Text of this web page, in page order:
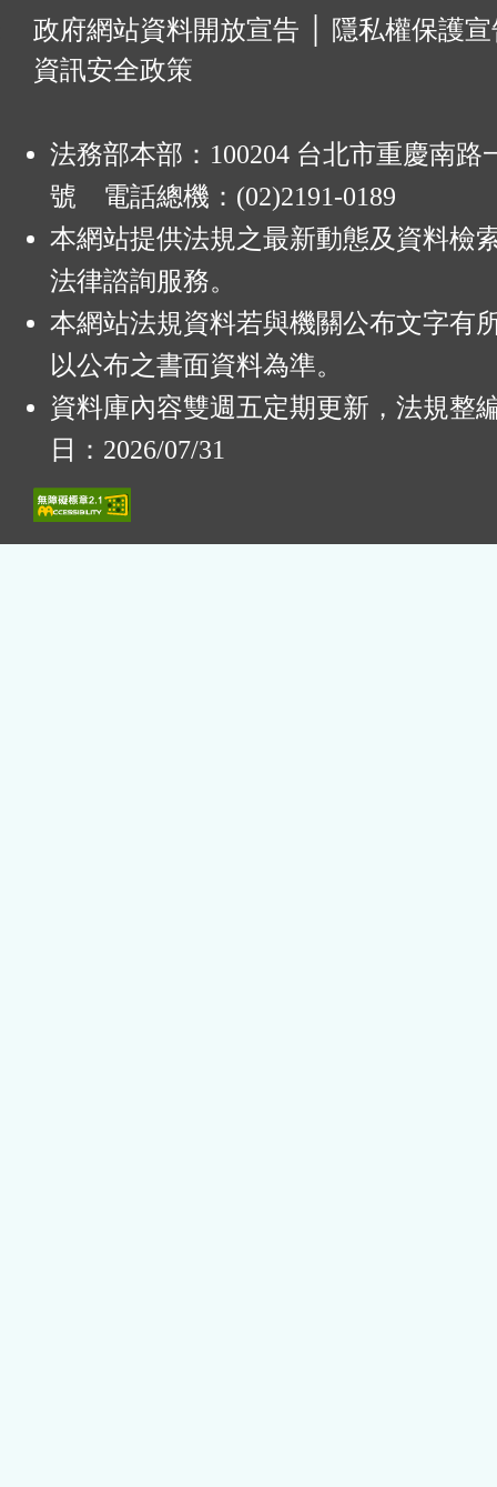
政府網站資料開放宣告
隱私權保護
資訊安全政策
法務部本部：100204 台北市重慶南路
號 電話總機：(02)2191-0189
本網站提供法規之最新動態及資料檢
法律諮詢服務。
本網站法規資料若與機關公布文字有
以公布之書面資料為準。
資料庫內容雙週五定期更新，法規整
日：2026/07/31